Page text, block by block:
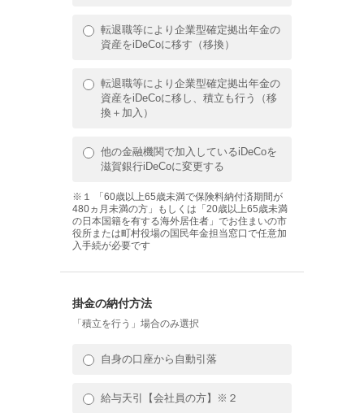
転退職等により企業型確定拠出年金の
資産をiDeCoに移す（移換）
転退職等により企業型確定拠出年金の
資産をiDeCoに移し、積立も行う（移
換＋加入）
他の金融機関で加入しているiDeCoを
滋賀銀行iDeCoに変更する
※１ 「60歳以上65歳未満で保険料納付済期間が
480ヵ月未満の方」もしくは「20歳以上65歳未満
の日本国籍を有する海外居住者」でお住まいの市
役所または町村役場の国民年金担当窓口で任意加
入手続が必要です
掛金の納付方法
「積立を行う」場合のみ選択
自身の口座から自動引落
給与天引【会社員の方】※２